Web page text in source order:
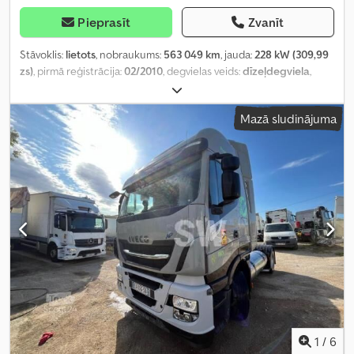
Pieprasīt Zvanīt
Stāvoklis: lietots, nobraukums: 563 049 km, jauda:228 kW (309,99
zs), pirmā reģistrācija:02/2010, degvielas veids:dīzeļdegviela,
, asu konfigurācija:
oranžs, pārnesuma veids:mehānisks, emisijas klase:Euro 5,
piekares sistēma:gaiss , Aprīkojums:gaisa
kondicionēšana, stūres pastiprinātājs,
Mazā sludinājuma
1 / 6